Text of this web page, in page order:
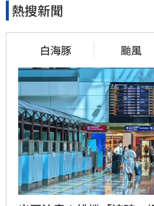
熱搜新聞
白海豚 颱風